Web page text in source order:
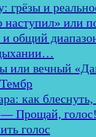
грёзы и
или
общий
или вечный
как
Прощай, голос!
голос